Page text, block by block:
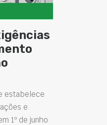
estabelece
e
1º de junho